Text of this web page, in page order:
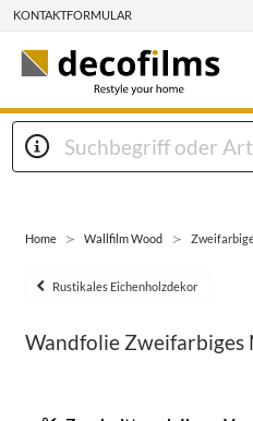
KONTAKTFORMULAR
Home Wallfilm Wood
Rustikales Eichenholzdekor
Wandfolie Zweifarbiges